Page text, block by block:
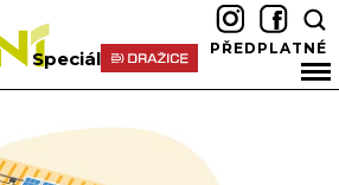
Speciál PŘEDPLATNÉ